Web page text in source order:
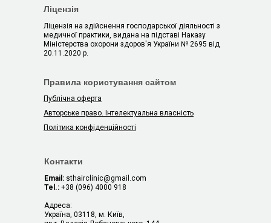
Ліцензія
Ліцензія на здійснення господарської діяльності з
медичної практики, видана на підставі Наказу
Міністерства охорони здоров'я України № 2695 від
20.11.2020 р.
Правила користування сайтом
Публічна оферта
Авторське право. Інтелектуальна власність
Політика конфіденційності
Контакти
Email: sthairclinic@gmail.com
Tel.: +38 (096) 4000 918
Адреса:
Україна, 03118, м. Київ,